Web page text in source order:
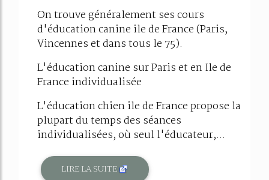
On trouve généralement ses cours
d'éducation canine ile de France (Paris,
Vincennes et dans tous le 75).
L'éducation canine sur Paris et en Ile de
France individualisée
L'éducation chien ile de France propose la
plupart du temps des séances
individualisées, où seul l'éducateur,...
LIRE LA SUITE